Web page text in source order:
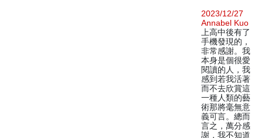
2023/12/27
Annabel Kuo
上高中後有了
手機發現的，
非常感謝。我
本身是個很愛
閱讀的人，我
感到若我活著
而不去欣賞這
一種人類的藝
術那將毫無意
義可言。總而
言之，萬分感
謝，我不知道